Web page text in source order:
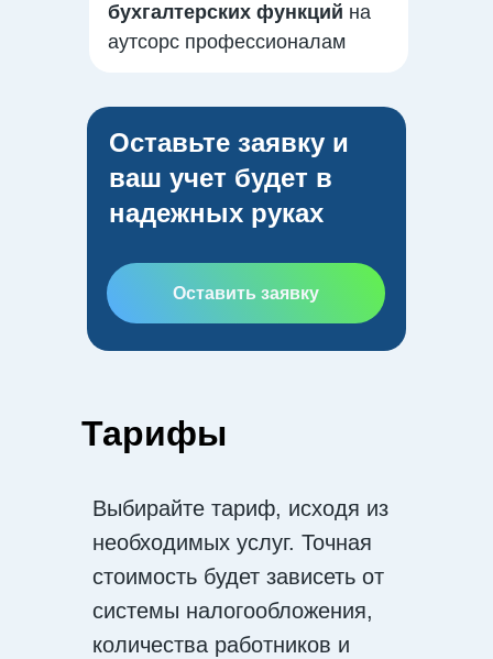
Оставьте заявку и
ваш учет будет в
надежных руках
Оставить заявку
бухгалтерских функций на
аутсорс профессионалам
Тарифы
Выбирайте тариф, исходя из
необходимых услуг. Точная
стоимость будет зависеть от
системы налогообложения,
количества работников и